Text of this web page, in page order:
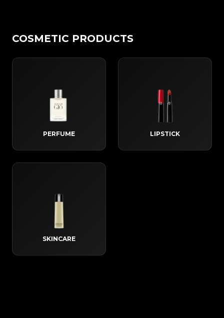
COSMETIC PRODUCTS
PERFUME LIPSTICK
SKINCARE